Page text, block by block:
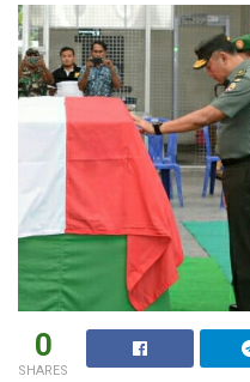
0
SHARES